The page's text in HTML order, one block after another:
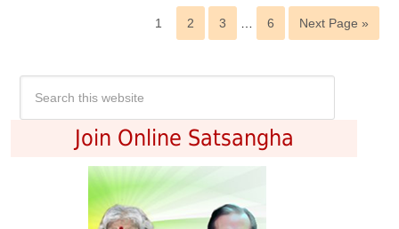
1 2 3 6 Next Page »
Join Online Satsangha